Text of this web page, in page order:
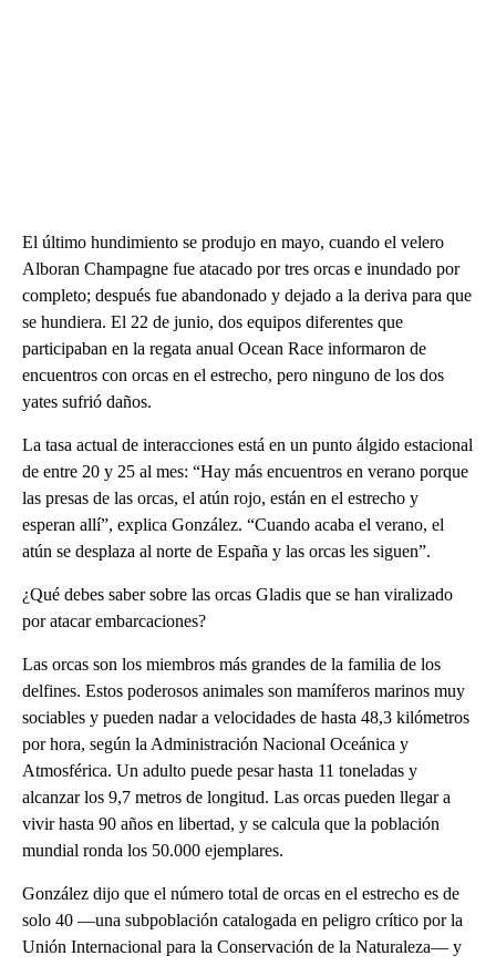
El último hundimiento se produjo en mayo, cuando el velero
Alboran Champagne fue atacado por tres orcas e inundado por
completo; después fue abandonado y dejado a la deriva para que
se hundiera. El 22 de junio, dos equipos diferentes que
participaban en la regata anual Ocean Race informaron de
encuentros con orcas en el estrecho, pero ninguno de los dos
yates sufrió daños.
La tasa actual de interacciones está en un punto álgido estacional
de entre 20 y 25 al mes: “Hay más encuentros en verano porque
las presas de las orcas, el atún rojo, están en el estrecho y
esperan allí”, explica González. “Cuando acaba el verano, el
atún se desplaza al norte de España y las orcas les siguen”.
¿Qué debes saber sobre las orcas Gladis que se han viralizado
por atacar embarcaciones?
Las orcas son los miembros más grandes de la familia de los
delfines. Estos poderosos animales son mamíferos marinos muy
sociables y pueden nadar a velocidades de hasta 48,3 kilómetros
por hora, según la Administración Nacional Oceánica y
Atmosférica. Un adulto puede pesar hasta 11 toneladas y
alcanzar los 9,7 metros de longitud. Las orcas pueden llegar a
vivir hasta 90 años en libertad, y se calcula que la población
mundial ronda los 50.000 ejemplares.
González dijo que el número total de orcas en el estrecho es de
solo 40 —una subpoblación catalogada en peligro crítico por la
Unión Internacional para la Conservación de la Naturaleza— y